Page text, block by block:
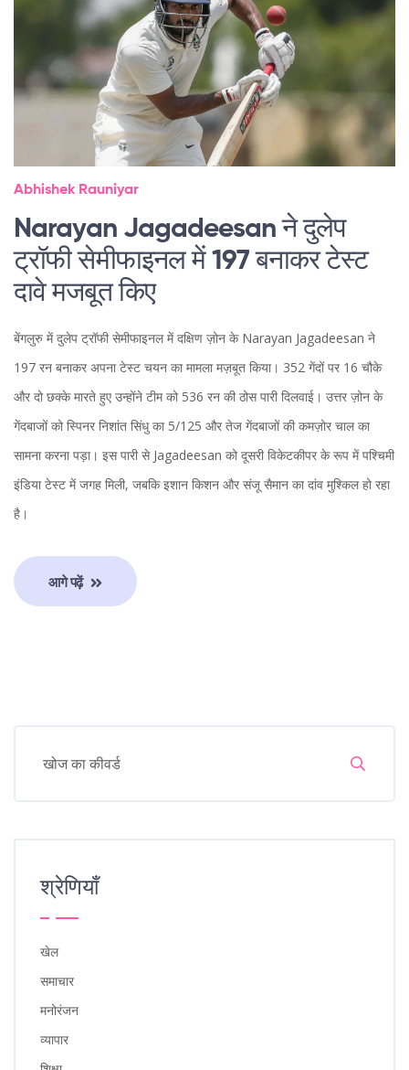
Abhishek Rauniyar
Narayan Jagadeesan ने दुलेप
ट्रॉफी सेमीफाइनल में 197 बनाकर टेस्ट
दावे मजबूत किए
बेंगलुरु में दुलेप ट्रॉफी सेमीफाइनल में दक्षिण ज़ोन के Narayan Jagadeesan ने
197 रन बनाकर अपना टेस्ट चयन का मामला मज़बूत किया। 352 गेंदों पर 16 चौके
और दो छक्के मारते हुए उन्होंने टीम को 536 रन की ठोस पारी दिलवाई। उत्तर ज़ोन के
गेंदबाजों को स्पिनर निशांत सिंधु का 5/125 और तेज गेंदबाजों की कमज़ोर चाल का
सामना करना पड़ा। इस पारी से Jagadeesan को दूसरी विकेटकीपर के रूप में पश्चिमी
इंडिया टेस्ट में जगह मिली, जबकि इशान किशन और संजू सैमान का दांव मुश्किल हो रहा
है।
आगे पढ़ें
श्रेणियाँ
खेल
समाचार
मनोरंजन
व्यापार